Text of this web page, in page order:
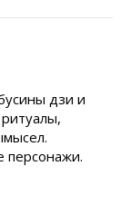
дзи и
персонажи.